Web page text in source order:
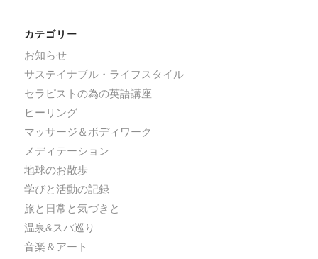
カテゴリー
お知らせ
サステイナブル・ライフスタイル
セラピストの為の英語講座
ヒーリング
マッサージ＆ボディワーク
メディテーション
地球のお散歩
学びと活動の記録
旅と日常と気づきと
温泉&スパ巡り
音楽＆アート